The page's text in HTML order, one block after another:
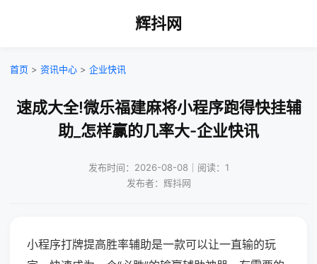
辉抖网
首页 > 资讯中心 > 企业快讯
速成大全!微乐福建麻将小程序跑得快挂辅
助_怎样赢的几率大-企业快讯
发布时间：2026-08-08｜阅读：1
发布者：辉抖网
小程序打牌提高胜率辅助是一款可以让一直输的玩